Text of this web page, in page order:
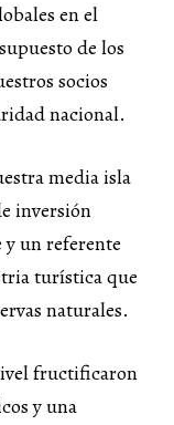
en el
de los
socios
nacional.
media isla
inversión
un referente
turística que
naturales.
fructificaron
y una